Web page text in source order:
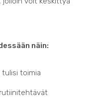
näin:
toimia